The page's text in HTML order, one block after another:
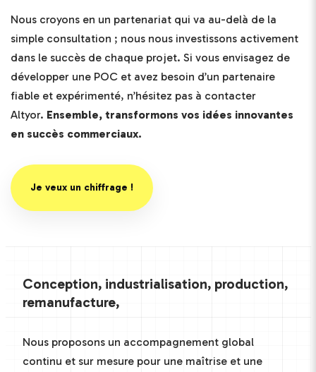
Nous croyons en un partenariat qui va au-delà de la
simple consultation ; nous nous investissons activement
dans le succès de chaque projet. Si vous envisagez de
développer une POC et avez besoin d’un partenaire
fiable et expérimenté, n’hésitez pas à contacter
Altyor. Ensemble, transformons vos idées innovantes
en succès commerciaux.
Je veux un chiffrage !
Conception, industrialisation, production,
remanufacture,
Nous proposons un accompagnement global
continu et sur mesure pour une maîtrise et une